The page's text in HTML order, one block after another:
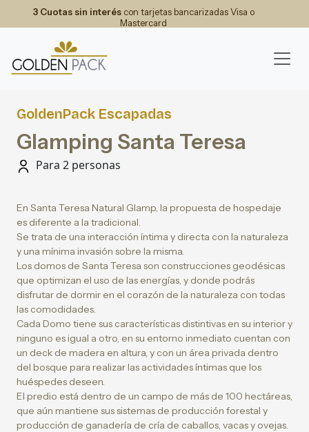
3 Cuotas sin interéscon tarjetas bancarizadas Visa o
Mastercard
GoldenPack Escapadas
Glamping Santa Teresa
Para 2 personas
En Santa Teresa Natural Glamp, la propuesta de hospedaje
es diferente a la tradicional.
Se trata de una interacción íntima y directa con la naturaleza
y una mínima invasión sobre la misma.
Los domos de Santa Teresa son construcciones geodésicas
que optimizan el uso de las energías, y donde podrás
disfrutar de dormir en el corazón de la naturaleza con todas
las comodidades.
Cada Domo tiene sus características distintivas en su interior y
ninguno es igual a otro, en su entorno inmediato cuentan con
un deck de madera en altura, y con un área privada dentro
del bosque para realizar las actividades íntimas que los
huéspedes deseen.
El predio está dentro de un campo de más de 100 hectáreas,
que aún mantiene sus sistemas de producción forestal y
producción de ganadería de cría de caballos, vacas y ovejas.